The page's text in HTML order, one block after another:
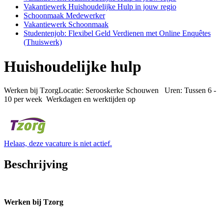
Vakantiewerk Huishoudelijke Hulp in jouw regio
Schoonmaak Medewerker
Vakantiewerk Schoonmaak
Studentenjob: Flexibel Geld Verdienen met Online Enquêtes
(Thuiswerk)
Huishoudelijke hulp
Werken bij TzorgLocatie: Serooskerke Schouwen Uren: Tussen 6 -
10 per week Werkdagen en werktijden op
Helaas, deze vacature is niet actief.
Beschrijving
Werken bij Tzorg